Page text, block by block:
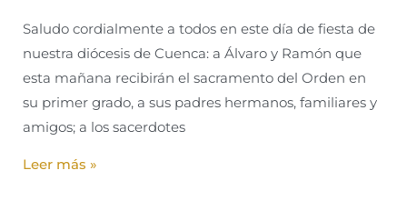
Saludo cordialmente a todos en este día de fiesta de
nuestra diócesis de Cuenca: a Álvaro y Ramón que
esta mañana recibirán el sacramento del Orden en
su primer grado, a sus padres hermanos, familiares y
amigos; a los sacerdotes
Leer más »